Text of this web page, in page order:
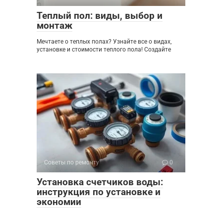
Теплый пол: виды, выбор и
монтаж
Мечтаете о теплых полах? Узнайте все о видах,
установке и стоимости теплого пола! Создайте
Советы по ремонту 0
Установка счетчиков воды:
инструкция по установке и
экономии